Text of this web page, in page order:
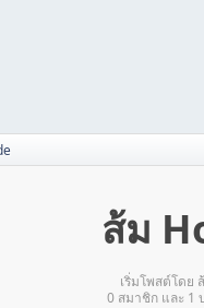
ส้ม
เริ่มโพสต์โดย
0 สมาชิก และ 1